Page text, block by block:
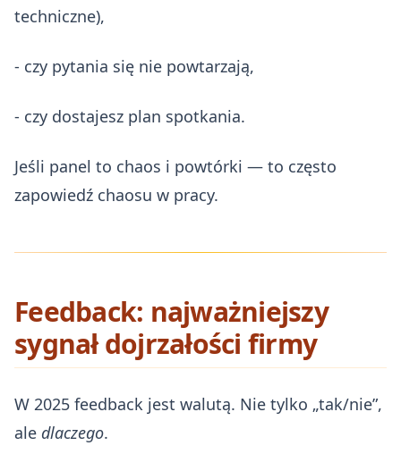
techniczne),
- czy pytania się nie powtarzają,
- czy dostajesz plan spotkania.
Jeśli panel to chaos i powtórki — to często
zapowiedź chaosu w pracy.
Feedback: najważniejszy
sygnał dojrzałości firmy
W 2025 feedback jest walutą. Nie tylko „tak/nie”,
ale dlaczego.